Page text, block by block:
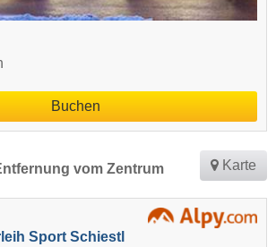
Buchen
vom Zentrum Karte
Sport Schiestl